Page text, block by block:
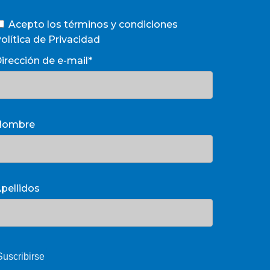
Acepto los términos y condiciones
de Privacidad
de e-mail*